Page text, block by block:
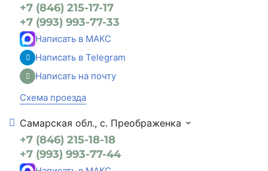
+7 (846) 215-17-17
+7 (993) 993-77-33
Написать в МАКС
Написать в Telegram
Написать на почту
Схема проезда
Самарская обл., с. Преображенка
+7 (846) 215-18-18
+7 (993) 993-77-44